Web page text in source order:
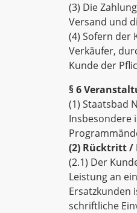
(3) Die
Versand und
(4) Sofern der
Verkäufer,
Kunde der
§ 6
(1) Staatsbad
Insbesondere
(2) Rücktritt /
(2.1) Der
Leistung an
Ersatzkunden
schriftliche